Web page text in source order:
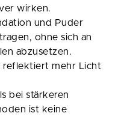
wirken.
und Puder
ohne sich an
abzusetzen.
reflektiert mehr Licht
bei stärkeren
ist keine